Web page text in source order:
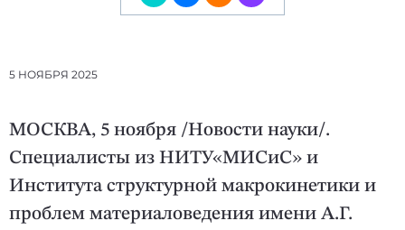
5 НОЯБРЯ 2025
МОСКВА, 5 ноября /Новости науки/.
Специалисты из НИТУ«МИСиС» и
Института структурной макрокинетики и
проблем материаловедения имени А.Г.